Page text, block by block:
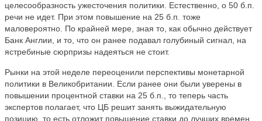
целесообразность ужесточения политики. Естественно, о 50 б.п.
речи не идет. При этом повышение на 25 б.п. тоже
маловероятно. По крайней мере, зная то, как обычно действует
Банк Англии, и то, что он ранее подавал голубиный сигнал, на
ястребиные сюрпризы надеяться не стоит.
Рынки на этой неделе переоценили перспективы монетарной
политики в Великобритании. Если ранее они были уверены в
повышении процентной ставки на 25 б.п., то теперь часть
экспертов полагает, что ЦБ решит занять выжидательную
позицию, то есть отложит повышение ставки до лучших времен.